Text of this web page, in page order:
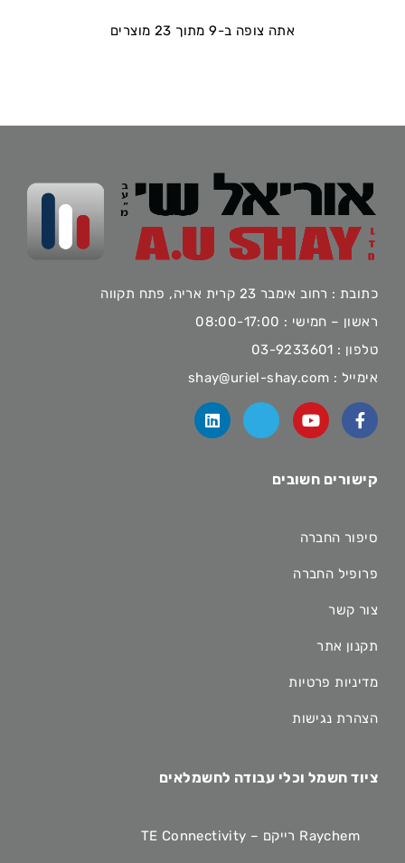
אתה צופה ב-9 מתוך 23 מוצרים
כתובת : רחוב אימבר 23 קרית אריה, פתח תקווה
ראשון – חמישי : 08:00-17:00
טלפון : 03-9233601
אימייל : shay@uriel-shay.com
קישורים חשובים
סיפור החברה
פרופיל החברה
צור קשר
תקנון אתר
מדיניות פרטיות
הצהרת נגישות
ציוד חשמל וכלי עבודה לחשמלאים
Raychem רייקם – TE Connectivity